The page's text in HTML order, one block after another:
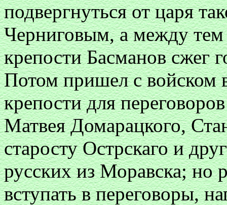
подвергнуться от царя
Черниговым, а между
крепости Басманов сжег
Потом пришел с войском
крепости для
Матвея Домарацкого,
старосту Острскаго и
русских из Моравска; но
вступать в переговоры,